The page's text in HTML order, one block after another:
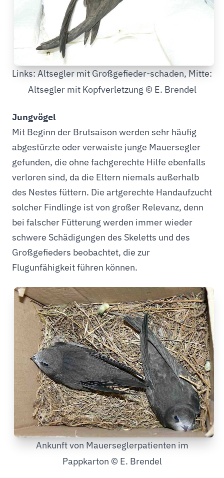
Links: Altsegler mit Großgefieder-schaden, Mitte:
Altsegler mit Kopfverletzung © E. Brendel
Jungvögel
Mit Beginn der Brutsaison werden sehr häufig
abgestürzte oder verwaiste junge Mauersegler
gefunden, die ohne fachgerechte Hilfe ebenfalls
verloren sind, da die Eltern niemals außerhalb
des Nestes füttern. Die artgerechte Handaufzucht
solcher Findlinge ist von großer Relevanz, denn
bei falscher Fütterung werden immer wieder
schwere Schädigungen des Skeletts und des
Großgefieders beobachtet, die zur
Flugunfähigkeit führen können.
Ankunft von Mauerseglerpatienten im
Pappkarton © E. Brendel